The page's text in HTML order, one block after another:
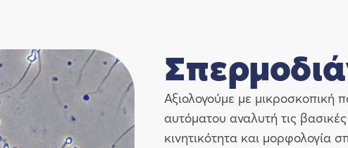
Αξιολογούμε με μικροσκοπική
αυτόματου αναλυτή τις
κινητικότητα και μορφολογία